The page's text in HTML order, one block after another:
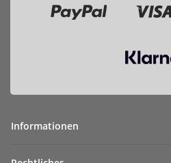
Informationen